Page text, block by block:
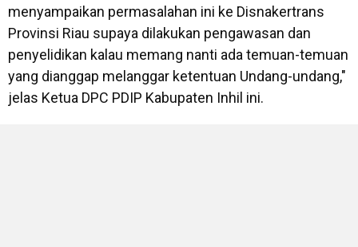
menyampaikan permasalahan ini ke Disnakertrans
Provinsi Riau supaya dilakukan pengawasan dan
penyelidikan kalau memang nanti ada temuan-temuan
yang dianggap melanggar ketentuan Undang-undang,"
jelas Ketua DPC PDIP Kabupaten Inhil ini.